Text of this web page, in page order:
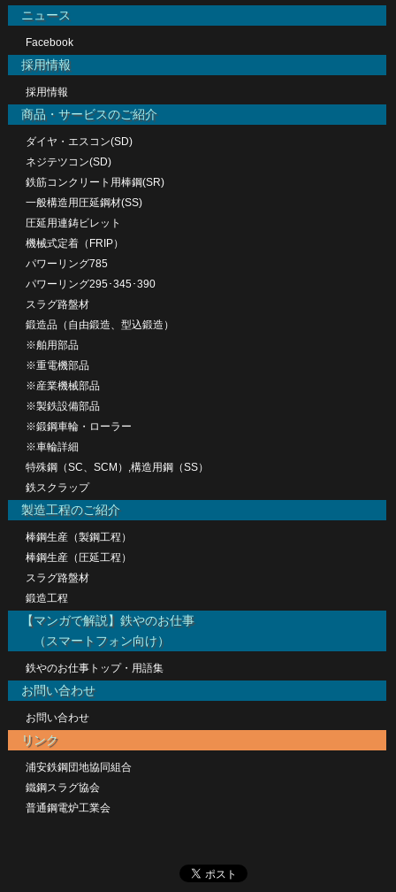
ニュース
Facebook
採用情報
採用情報
商品・サービスのご紹介
ダイヤ・エスコン(SD)
ネジテツコン(SD)
鉄筋コンクリート用棒鋼(SR)
一般構造用圧延鋼材(SS)
圧延用連鋳ビレット
機械式定着（FRIP）
パワーリング785
パワーリング295･345･390
スラグ路盤材
鍛造品（自由鍛造、型込鍛造）
※舶用部品
※重電機部品
※産業機械部品
※製鉄設備部品
※鍛鋼車輪・ローラー
※車輪詳細
特殊鋼（SC、SCM）,構造用鋼（SS）
鉄スクラップ
製造工程のご紹介
棒鋼生産（製鋼工程）
棒鋼生産（圧延工程）
スラグ路盤材
鍛造工程
【マンガで解説】鉄やのお仕事
（スマートフォン向け）
鉄やのお仕事トップ・用語集
お問い合わせ
お問い合わせ
リンク
浦安鉄鋼団地協同組合
鐵鋼スラグ協会
普通鋼電炉工業会